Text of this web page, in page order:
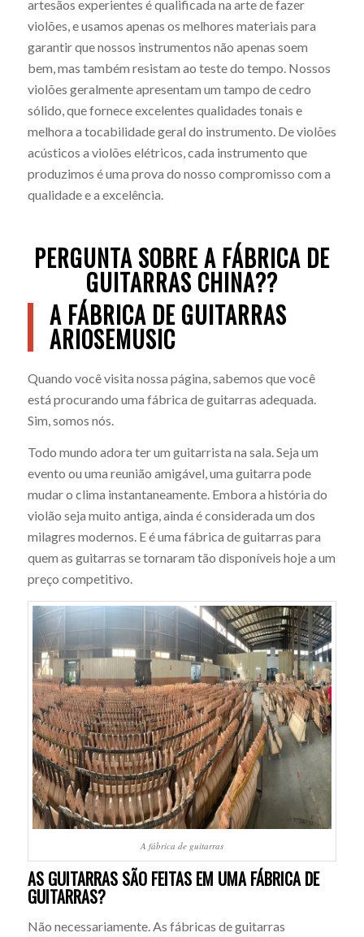
artesãos experientes é qualificada na arte de fazer
violões, e usamos apenas os melhores materiais para
garantir que nossos instrumentos não apenas soem
bem, mas também resistam ao teste do tempo. Nossos
violões geralmente apresentam um tampo de cedro
sólido, que fornece excelentes qualidades tonais e
melhora a tocabilidade geral do instrumento. De violões
acústicos a violões elétricos, cada instrumento que
produzimos é uma prova do nosso compromisso com a
qualidade e a excelência.
PERGUNTA SOBRE A FÁBRICA DE
GUITARRAS CHINA??
A FÁBRICA DE GUITARRAS
ARIOSEMUSIC
Quando você visita nossa página, sabemos que você
está procurando uma fábrica de guitarras adequada.
Sim, somos nós.
Todo mundo adora ter um guitarrista na sala. Seja um
evento ou uma reunião amigável, uma guitarra pode
mudar o clima instantaneamente. Embora a história do
violão seja muito antiga, ainda é considerada um dos
milagres modernos. E é uma fábrica de guitarras para
quem as guitarras se tornaram tão disponíveis hoje a um
preço competitivo.
A fábrica de guitarras
AS GUITARRAS SÃO FEITAS EM UMA FÁBRICA DE
GUITARRAS?
Não necessariamente. As fábricas de guitarras